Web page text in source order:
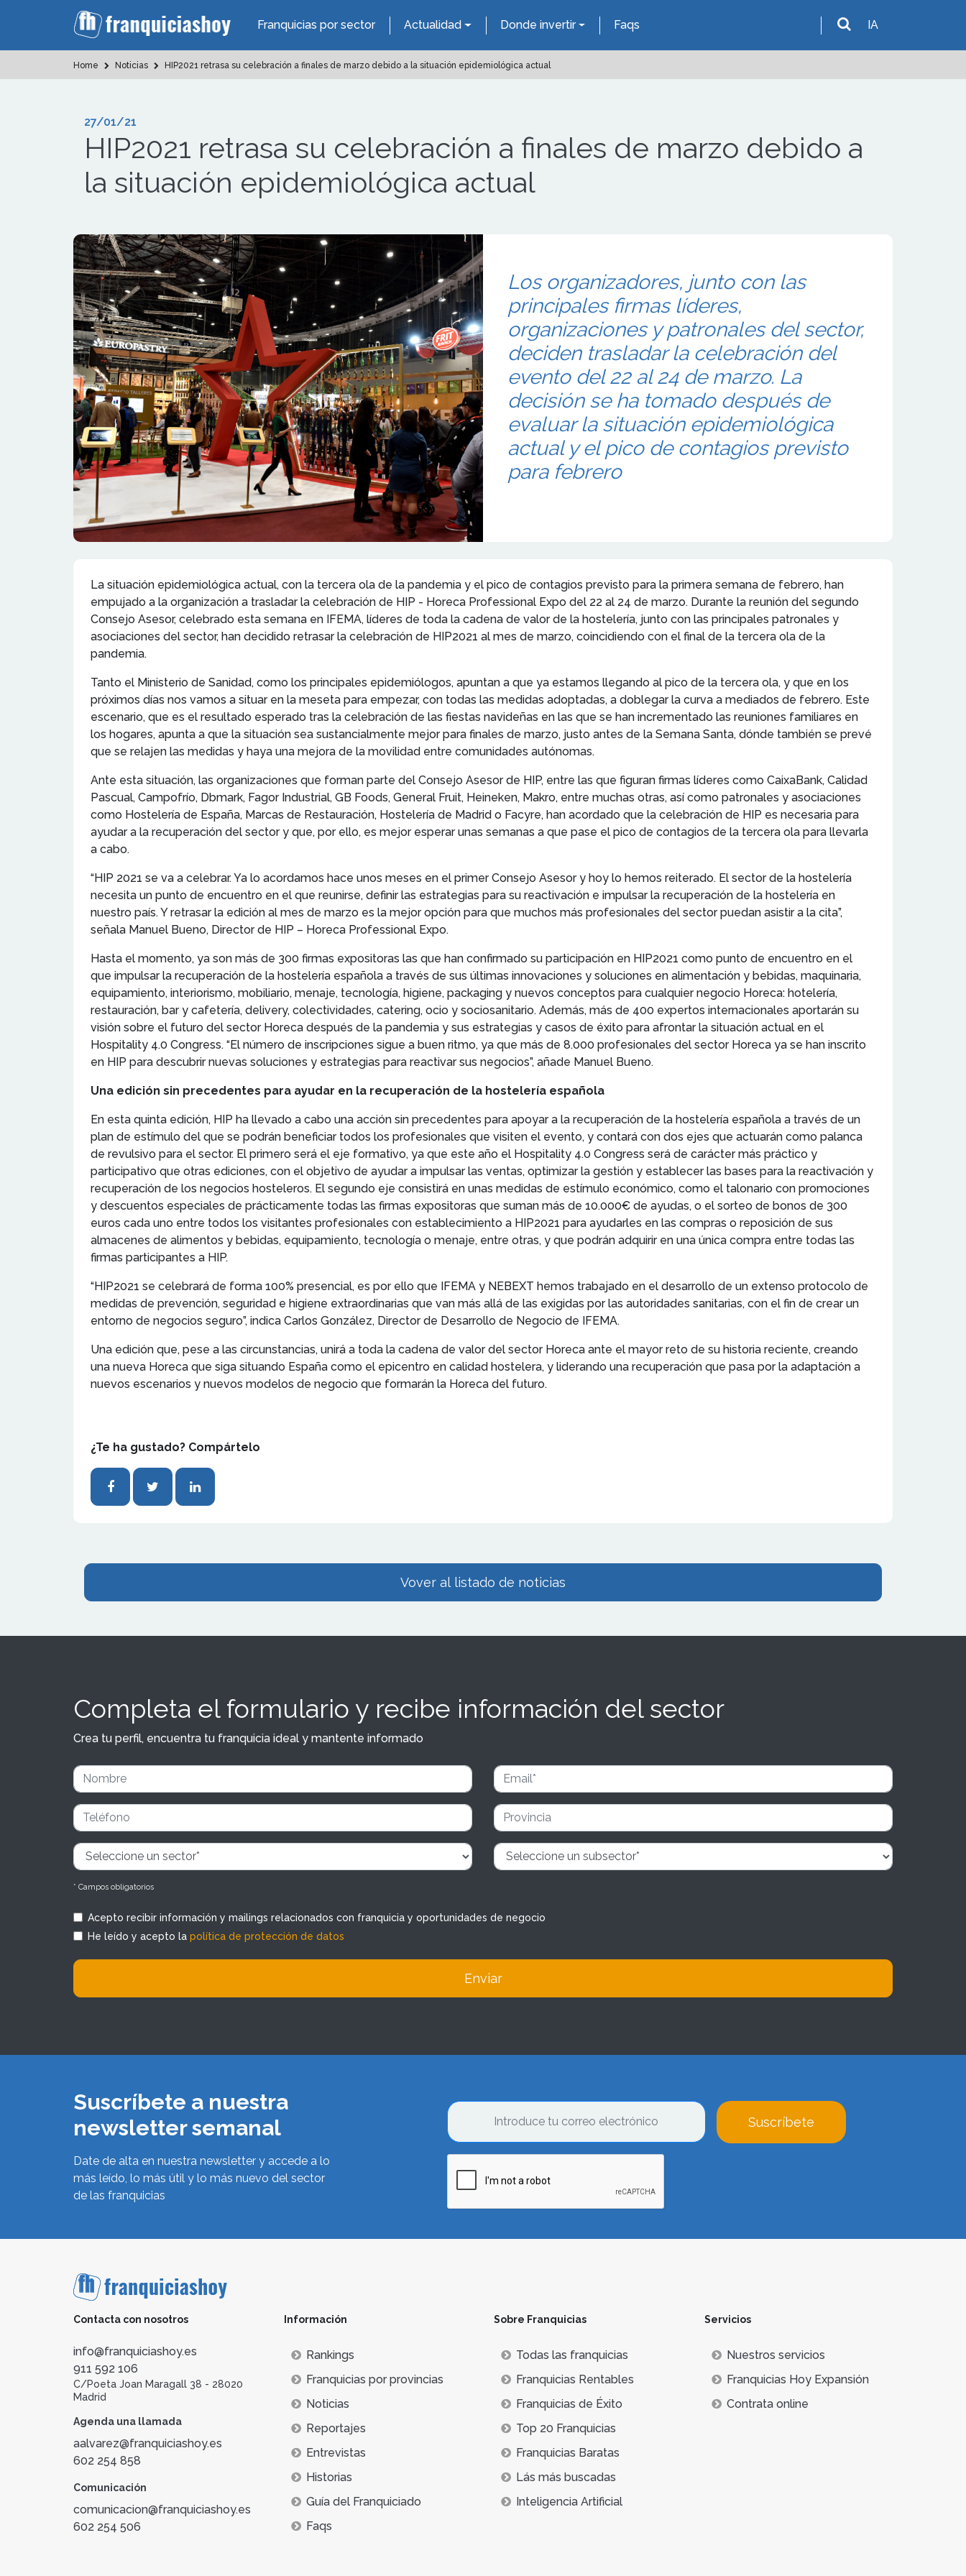
Franquicias por sector Actualidad Donde invertir Faqs IA
Home Noticias HIP2021 retrasa su celebración a finales de marzo debido a la situación epidemiológica actual
27/01/21
HIP2021 retrasa su celebración a finales de marzo debido a
la situación epidemiológica actual
Los organizadores, junto con las
principales firmas líderes,
organizaciones y patronales del sector,
deciden trasladar la celebración del
evento del 22 al 24 de marzo. La
decisión se ha tomado después de
evaluar la situación epidemiológica
actual y el pico de contagios previsto
para febrero
La situación epidemiológica actual, con la tercera ola de la pandemia y el pico de contagios previsto para la primera semana de febrero, han
empujado a la organización a trasladar la celebración de HIP - Horeca Professional Expo del 22 al 24 de marzo. Durante la reunión del segundo
Consejo Asesor, celebrado esta semana en IFEMA, líderes de toda la cadena de valor de la hostelería, junto con las principales patronales y
asociaciones del sector, han decidido retrasar la celebración de HIP2021 al mes de marzo, coincidiendo con el final de la tercera ola de la
pandemia.
Tanto el Ministerio de Sanidad, como los principales epidemiólogos, apuntan a que ya estamos llegando al pico de la tercera ola, y que en los
próximos días nos vamos a situar en la meseta para empezar, con todas las medidas adoptadas, a doblegar la curva a mediados de febrero. Este
escenario, que es el resultado esperado tras la celebración de las fiestas navideñas en las que se han incrementado las reuniones familiares en
los hogares, apunta a que la situación sea sustancialmente mejor para finales de marzo, justo antes de la Semana Santa, dónde también se prevé
que se relajen las medidas y haya una mejora de la movilidad entre comunidades autónomas.
Ante esta situación, las organizaciones que forman parte del Consejo Asesor de HIP, entre las que figuran firmas líderes como CaixaBank, Calidad
Pascual, Campofrío, Dbmark, Fagor Industrial, GB Foods, General Fruit, Heineken, Makro, entre muchas otras, así como patronales y asociaciones
como Hostelería de España, Marcas de Restauración, Hostelería de Madrid o Facyre, han acordado que la celebración de HIP es necesaria para
ayudar a la recuperación del sector y que, por ello, es mejor esperar unas semanas a que pase el pico de contagios de la tercera ola para llevarla
a cabo.
“HIP 2021 se va a celebrar. Ya lo acordamos hace unos meses en el primer Consejo Asesor y hoy lo hemos reiterado. El sector de la hostelería
necesita un punto de encuentro en el que reunirse, definir las estrategias para su reactivación e impulsar la recuperación de la hostelería en
nuestro país. Y retrasar la edición al mes de marzo es la mejor opción para que muchos más profesionales del sector puedan asistir a la cita”,
señala Manuel Bueno, Director de HIP – Horeca Professional Expo.
Hasta el momento, ya son más de 300 firmas expositoras las que han confirmado su participación en HIP2021 como punto de encuentro en el
que impulsar la recuperación de la hostelería española a través de sus últimas innovaciones y soluciones en alimentación y bebidas, maquinaria,
equipamiento, interiorismo, mobiliario, menaje, tecnología, higiene, packaging y nuevos conceptos para cualquier negocio Horeca: hotelería,
restauración, bar y cafetería, delivery, colectividades, catering, ocio y sociosanitario. Además, más de 400 expertos internacionales aportarán su
visión sobre el futuro del sector Horeca después de la pandemia y sus estrategias y casos de éxito para afrontar la situación actual en el
Hospitality 4.0 Congress. “El número de inscripciones sigue a buen ritmo, ya que más de 8.000 profesionales del sector Horeca ya se han inscrito
en HIP para descubrir nuevas soluciones y estrategias para reactivar sus negocios”, añade Manuel Bueno.
Una edición sin precedentes para ayudar en la recuperación de la hostelería española
En esta quinta edición, HIP ha llevado a cabo una acción sin precedentes para apoyar a la recuperación de la hostelería española a través de un
plan de estímulo del que se podrán beneficiar todos los profesionales que visiten el evento, y contará con dos ejes que actuarán como palanca
de revulsivo para el sector. El primero será el eje formativo, ya que este año el Hospitality 4.0 Congress será de carácter más práctico y
participativo que otras ediciones, con el objetivo de ayudar a impulsar las ventas, optimizar la gestión y establecer las bases para la reactivación y
recuperación de los negocios hosteleros. El segundo eje consistirá en unas medidas de estímulo económico, como el talonario con promociones
y descuentos especiales de prácticamente todas las firmas expositoras que suman más de 10.000€ de ayudas, o el sorteo de bonos de 300
euros cada uno entre todos los visitantes profesionales con establecimiento a HIP2021 para ayudarles en las compras o reposición de sus
almacenes de alimentos y bebidas, equipamiento, tecnología o menaje, entre otras, y que podrán adquirir en una única compra entre todas las
firmas participantes a HIP.
“HIP2021 se celebrará de forma 100% presencial, es por ello que IFEMA y NEBEXT hemos trabajado en el desarrollo de un extenso protocolo de
medidas de prevención, seguridad e higiene extraordinarias que van más allá de las exigidas por las autoridades sanitarias, con el fin de crear un
entorno de negocios seguro”, indica Carlos González, Director de Desarrollo de Negocio de IFEMA.
Una edición que, pese a las circunstancias, unirá a toda la cadena de valor del sector Horeca ante el mayor reto de su historia reciente, creando
una nueva Horeca que siga situando España como el epicentro en calidad hostelera, y liderando una recuperación que pasa por la adaptación a
nuevos escenarios y nuevos modelos de negocio que formarán la Horeca del futuro.
¿Te ha gustado? Compártelo
Vover al listado de noticias
Completa el formulario y recibe información del sector
Crea tu perfil, encuentra tu franquicia ideal y mantente informado
* Campos obligatorios
Acepto recibir información y mailings relacionados con franquicia y oportunidades de negocio
He leído y acepto la política de protección de datos
Enviar
Suscríbete a nuestra
newsletter semanal
Date de alta en nuestra newsletter y accede a lo
más leído, lo más útil y lo más nuevo del sector
de las franquicias
Suscríbete
Contacta con nosotros
info@franquiciashoy.es
911 592 106
C/Poeta Joan Maragall 38 - 28020
Madrid
Agenda una llamada
aalvarez@franquiciashoy.es
602 254 858
Comunicación
comunicacion@franquiciashoy.es
602 254 506
Información
Rankings
Franquicias por provincias
Noticias
Reportajes
Entrevistas
Historias
Guía del Franquiciado
Faqs
Sobre Franquicias
Todas las franquicias
Franquicias Rentables
Franquicias de Éxito
Top 20 Franquicias
Franquicias Baratas
Lás más buscadas
Inteligencia Artificial
Servicios
Nuestros servicios
Franquicias Hoy Expansión
Contrata online